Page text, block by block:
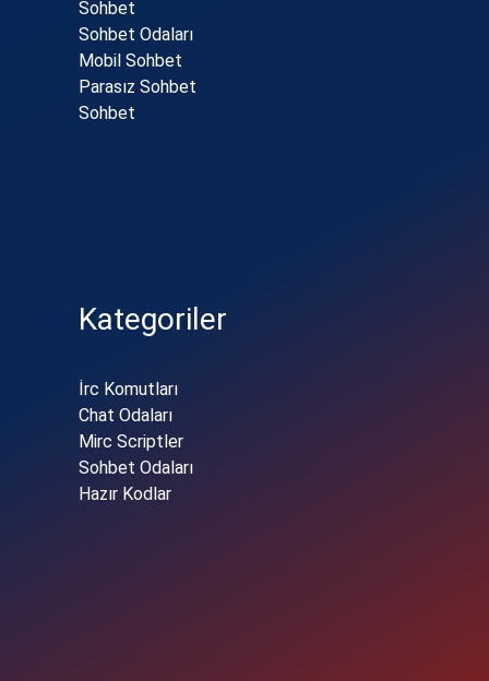
Sohbet
Sohbet Odaları
Mobil Sohbet
Parasız Sohbet
Sohbet
Kategoriler
İrc Komutları
Chat Odaları
Mirc Scriptler
Sohbet Odaları
Hazır Kodlar